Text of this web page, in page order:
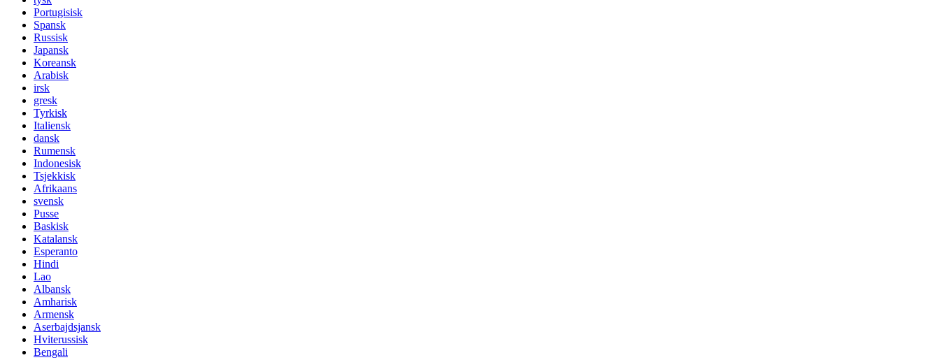
Portugisisk
Spansk
Russisk
Japansk
Koreansk
Arabisk
irsk
gresk
Tyrkisk
Italiensk
dansk
Rumensk
Indonesisk
Tsjekkisk
Afrikaans
svensk
Pusse
Baskisk
Katalansk
Esperanto
Hindi
Lao
Albansk
Amharisk
Armensk
Aserbajdsjansk
Hviterussisk
Bengali